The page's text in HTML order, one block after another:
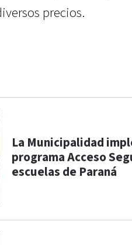
precios.
La Municipalidad
programa Acceso
escuelas de Paraná